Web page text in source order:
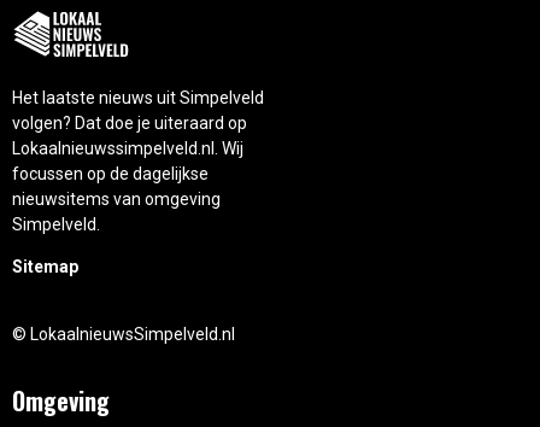
Het laatste nieuws uit Simpelveld
volgen? Dat doe je uiteraard op
Lokaalnieuwssimpelveld.nl. Wij
focussen op de dagelijkse
nieuwsitems van omgeving
Simpelveld.
Sitemap
© LokaalnieuwsSimpelveld.nl
Omgeving